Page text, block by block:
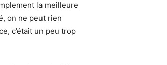
la meilleure
on ne peut rien
c’était un peu trop